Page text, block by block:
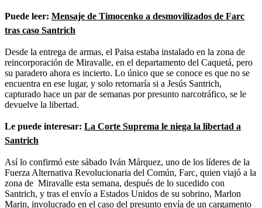
Puede leer: Mensaje de Timocenko a desmovilizados de Farc
tras caso Santrich
Desde la entrega de armas, el Paisa estaba instalado en la zona de
reincorporación de Miravalle, en el departamento del Caquetá, pero
su paradero ahora es incierto. Lo único que se conoce es que no se
encuentra en ese lugar, y solo retornaría si a Jesús Santrich,
capturado hace un par de semanas por presunto narcotráfico, se le
devuelve la libertad.
Le puede interesar: La Corte Suprema le niega la libertad a
Santrich
Así lo confirmó este sábado Iván Márquez, uno de los líderes de la
Fuerza Alternativa Revolucionaria del Común, Farc, quien viajó a la
zona de Miravalle esta semana, después de lo sucedido con
Santrich, y tras el envío a Estados Unidos de su sobrino, Marlon
Marin, involucrado en el caso del presunto envía de un cargamento